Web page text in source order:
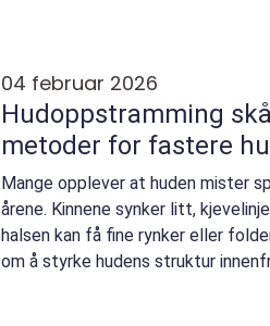
04 februar 2026
Hudoppstramming skånsomme
metoder for fastere
Mange opplever at huden mister
årene. Kinnene synker litt,
halsen kan få fine rynker eller
om å styrke hudens struktur